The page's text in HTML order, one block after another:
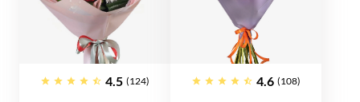
4.5 (124) 4.6 (108)